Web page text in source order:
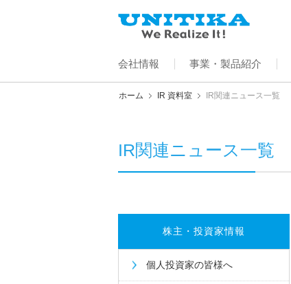
会社情報 事業・製品紹介
ホーム IR 資料室 IR関連ニュース一覧
IR関連ニュース一覧
株主・投資家情報
個人投資家の皆様へ